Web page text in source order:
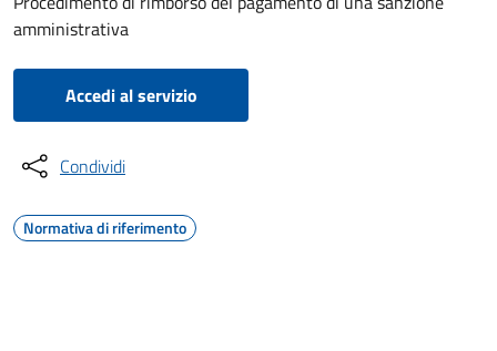
amministrativa
Accedi al servizio
Condividi
Normativa di riferimento